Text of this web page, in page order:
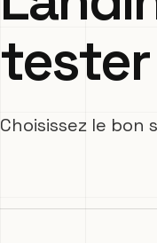
tester
Choisissez le